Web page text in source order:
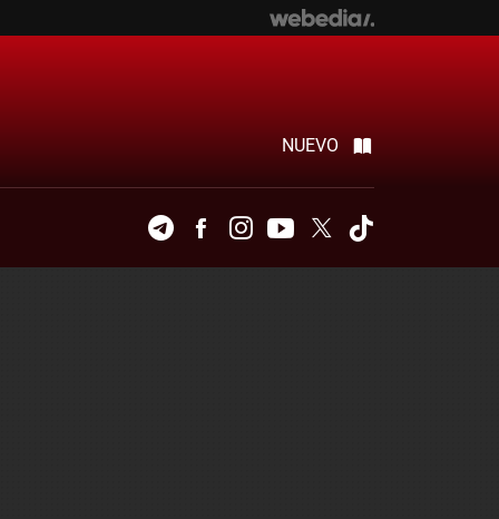
NUEVO
TelegramFacebookInstagramYoutubeTwitter